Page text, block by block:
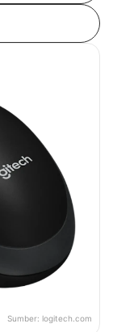
Sumber: logitech.com